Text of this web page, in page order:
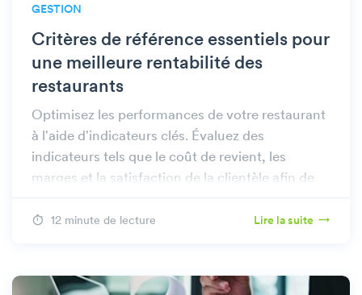
GESTION
Critères de référence essentiels pour
une meilleure rentabilité des
restaurants
Optimisez les performances de votre restaurant
à l'aide d'indicateurs clés. Évaluez des
indicateurs tels que le coût de revient, les
marges et la satisfaction de la clientèle afin de
découvrir des opportunités d'augmenter les
bénéfices.
12 minute de lecture Lire la suite